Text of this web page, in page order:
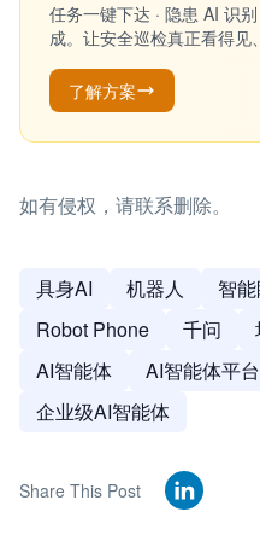
任务一键下达 · 隐患 AI 识
成。让安全巡检真正看得见
了解方案
如有侵权，请联系删除。
具身AI 机器人 智
Robot Phone
千问
AI智能体
AI智能体平台
企业级AI智能体
Share This Post